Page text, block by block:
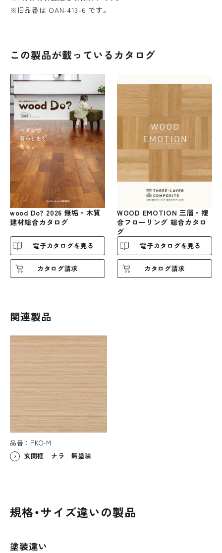
※旧品番は OAN-413-6 です。
この製品が載っているカタログ
wood Do? 2026 無垢・木質
建材総合カタログ
電子カタログを見る
カタログ請求
WOOD EMOTION 三層・複
合フローリング 総合カタロ
グ
電子カタログを見る
カタログ請求
関連製品
品番：PKO-M
玄関框 ナラ 無塗装
規格・サイズ違いの製品
塗装違い